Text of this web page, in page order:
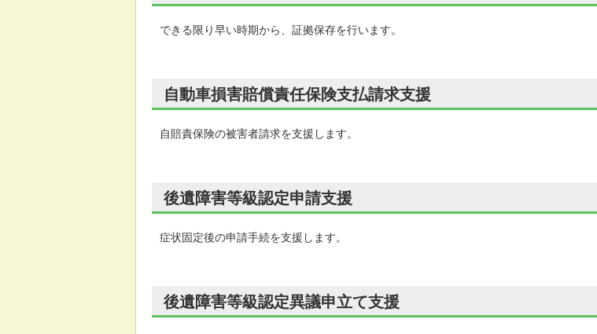
できる限り早い時期から、証拠保存を行います。
自動車損害賠償責任保険支払請求支援
自賠責保険の被害者請求を支援します。
後遺障害等級認定申請支援
症状固定後の申請手続を支援します。
後遺障害等級認定異議申立て支援